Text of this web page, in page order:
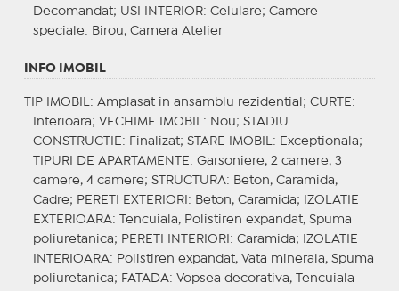
Decomandat; USI INTERIOR: Celulare; Camere
speciale: Birou, Camera Atelier
INFO IMOBIL
TIP IMOBIL : Amplasat in ansamblu rezidential; CURTE :
Interioara; VECHIME IMOBIL : Nou; STADIU
CONSTRUCTIE : Finalizat; STARE IMOBIL : Exceptionala;
TIPURI DE APARTAMENTE : Garsoniere, 2 camere, 3
camere, 4 camere; STRUCTURA: Beton, Caramida,
Cadre; PERETI EXTERIORI : Beton, Caramida;
IZOLATIE
EXTERIOARA: Tencuiala, Polistiren expandat, Spuma
poliuretanica; PERETI INTERIORI : Caramida;
IZOLATIE
INTERIOARA: Polistiren expandat, Vata minerala, Spuma
poliuretanica; FATADA: Vopsea decorativa, Tencuiala